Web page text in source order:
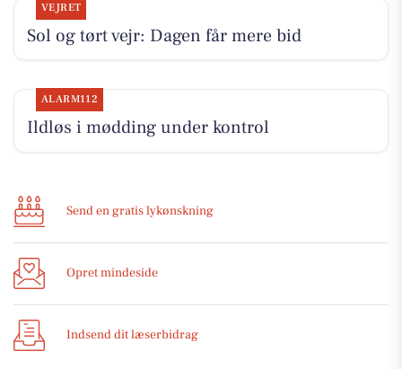
VEJRET
Sol og tørt vejr: Dagen får mere bid
ALARM112
Ildløs i mødding under kontrol
Send en gratis lykønskning
Opret mindeside
Indsend dit læserbidrag